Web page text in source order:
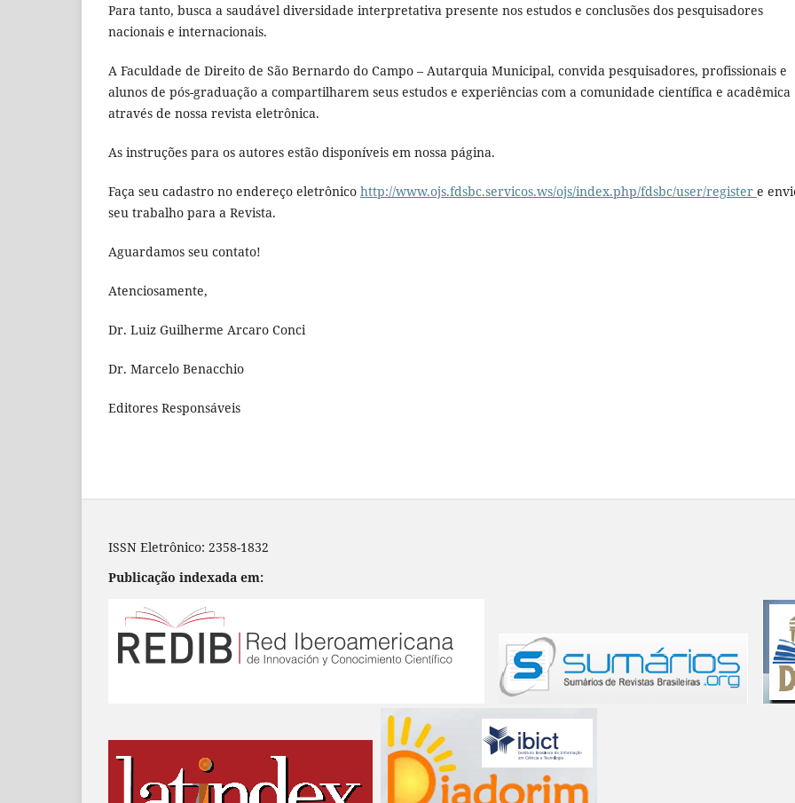
Para tanto, busca a saudável diversidade interpretativa presente nos estudos e conclusões dos pesquisadores
nacionais e internacionais.
A Faculdade de Direito de São Bernardo do Campo – Autarquia Municipal, convida pesquisadores, profissionais e
alunos de pós-graduação a compartilharem seus estudos e experiências com a comunidade científica e acadêmica
através de nossa revista eletrônica.
As instruções para os autores estão disponíveis em nossa página.
Faça seu cadastro no endereço eletrônico http://www.ojs.fdsbc.servicos.ws/ojs/index.php/fdsbc/user/register e
seu trabalho para a Revista.
Aguardamos seu contato!
Atenciosamente,
Dr. Luiz Guilherme Arcaro Conci
Dr. Marcelo Benacchio
Editores Responsáveis
ISSN Eletrônico: 2358-1832
Publicação indexada em: